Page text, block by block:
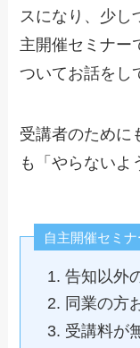
スになり、少し
主開催セミナー
ついてお話をし
受講者のために
も「やらないよ
自主開催セミ
告知以外
同業の方
受講料が